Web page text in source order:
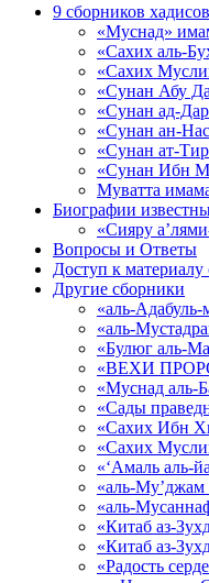
9 сборников
«Муснад»
«Сахих аль-
«Сахих
«Сунан Абу
«Сунан ад-
«Сунан ан-
«Сунан ат-
«Сунан Ибн
Муватта
Биографии
«Сияру
Вопросы и Ответы
Доступ к материалу
Другие сборники
«аль-
«аль-
«Булюг аль-
«ВЕХИ
«Муснад аль-
«Сады
«Сахих Ибн
«Сахих
«‘Амаль аль-
«аль-Му’джам
«аль-
«Китаб аз-
«Китаб аз-
«Радость